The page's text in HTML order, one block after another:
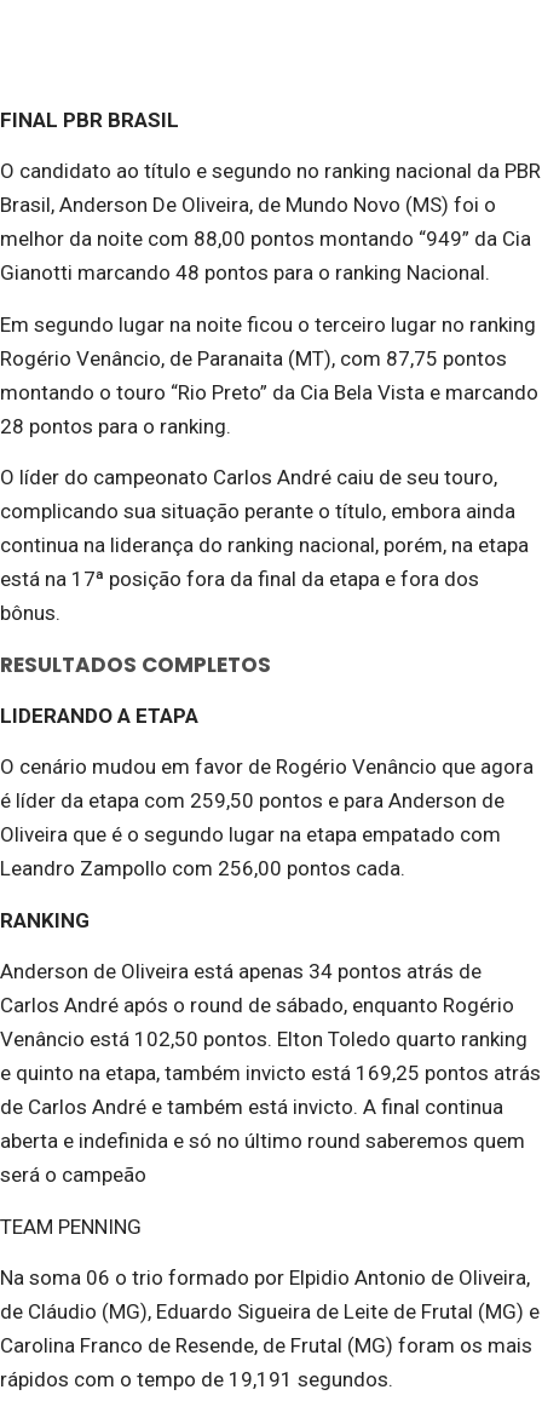
FINAL PBR BRASIL
O candidato ao título e segundo no ranking nacional da PBR
Brasil, Anderson De Oliveira, de Mundo Novo (MS) foi o
melhor da noite com 88,00 pontos montando “949” da Cia
Gianotti marcando 48 pontos para o ranking Nacional.
Em segundo lugar na noite ficou o terceiro lugar no ranking
Rogério Venâncio, de Paranaita (MT), com 87,75 pontos
montando o touro “Rio Preto” da Cia Bela Vista e marcando
28 pontos para o ranking.
O líder do campeonato Carlos André caiu de seu touro,
complicando sua situação perante o título, embora ainda
continua na liderança do ranking nacional, porém, na etapa
está na 17ª posição fora da final da etapa e fora dos
bônus.
RESULTADOS COMPLETOS
LIDERANDO A ETAPA
O cenário mudou em favor de Rogério Venâncio que agora
é líder da etapa com 259,50 pontos e para Anderson de
Oliveira que é o segundo lugar na etapa empatado com
Leandro Zampollo com 256,00 pontos cada.
RANKING
Anderson de Oliveira está apenas 34 pontos atrás de
Carlos André após o round de sábado, enquanto Rogério
Venâncio está 102,50 pontos. Elton Toledo quarto ranking
e quinto na etapa, também invicto está 169,25 pontos atrás
de Carlos André e também está invicto. A final continua
aberta e indefinida e só no último round saberemos quem
será o campeão
TEAM PENNING
Na soma 06 o trio formado por Elpidio Antonio de Oliveira,
de Cláudio (MG), Eduardo Sigueira de Leite de Frutal (MG) e
Carolina Franco de Resende, de Frutal (MG) foram os mais
rápidos com o tempo de 19,191 segundos.